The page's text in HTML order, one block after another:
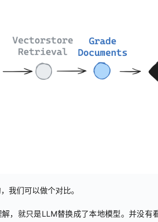
我们可以做个对比。
，就只是LLM替换成了本地模型。并没